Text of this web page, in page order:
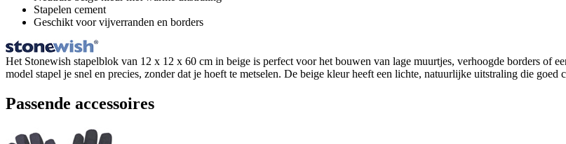
Stapelen cement
Geschikt voor vijverranden en borders
Het Stonewish stapelblok van 12 x 12 x 60 cm in beige is perfect voor het bouwen van lage muurtjes, verhoogde borders of
model stapel je snel en precies, zonder dat je hoeft te metselen. De beige kleur heeft een lichte, natuurlijke uitstraling die
Passende accessoires